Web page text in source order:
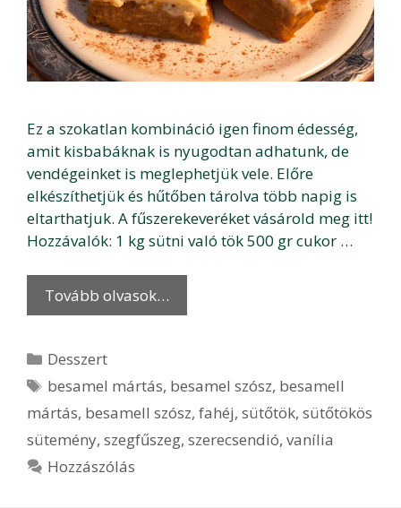
Ez a szokatlan kombináció igen finom édesség,
amit kisbabáknak is nyugodtan adhatunk, de
vendégeinket is meglephetjük vele. Előre
elkészíthetjük és hűtőben tárolva több napig is
eltarthatjuk. A fűszerekeveréket vásárold meg itt!
Hozzávalók: 1 kg sütni való tök 500 gr cukor …
Tovább olvasok…
Kategória
Desszert
Címkék
besamel mártás, besamel szósz, besamell
mártás, besamell szósz, fahéj, sütőtök, sütőtökös
sütemény, szegfűszeg, szerecsendió, vanília
Hozzászólás